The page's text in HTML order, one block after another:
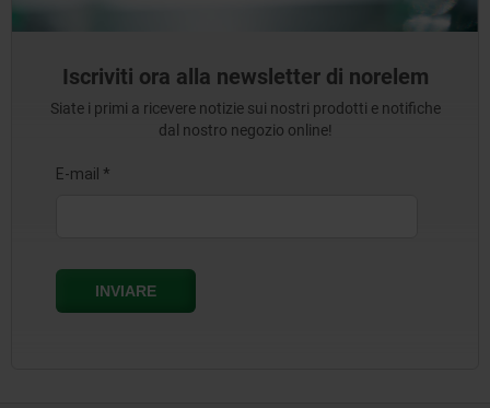
Iscriviti ora alla newsletter di norelem
Siate i primi a ricevere notizie sui nostri prodotti e notifiche
dal nostro negozio online!